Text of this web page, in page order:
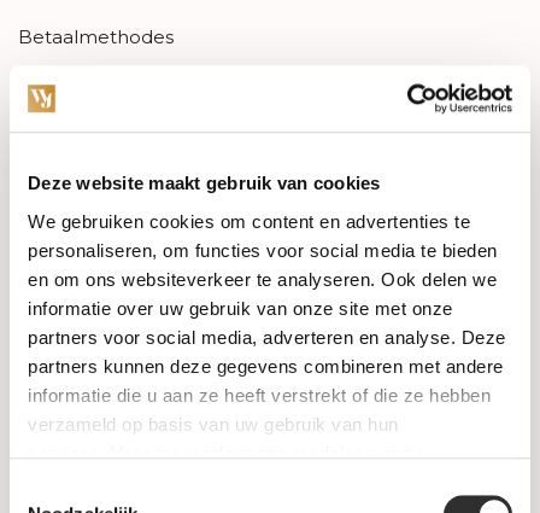
Deze website maakt gebruik van cookies
We gebruiken cookies om content en advertenties te
personaliseren, om functies voor social media te bieden
en om ons websiteverkeer te analyseren. Ook delen we
informatie over uw gebruik van onze site met onze
partners voor social media, adverteren en analyse. Deze
partners kunnen deze gegevens combineren met andere
informatie die u aan ze heeft verstrekt of die ze hebben
verzameld op basis van uw gebruik van hun
Betaalmethodes
Sitemap
Categories
Watches
Jewellery
Wedding rings
PRE-OWNED